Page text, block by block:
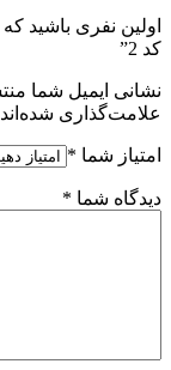
اولین نفری باشید
کد 2”
نشانی ایمیل شما
علامت‌گذاری شده‌اند
امتیاز شما *
دیدگاه شما *